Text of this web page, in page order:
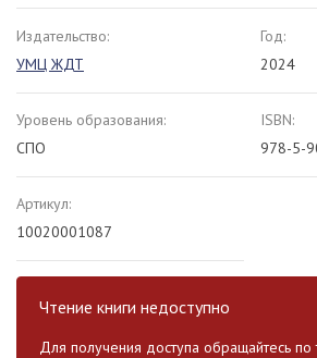
Издательство:
УМЦ ЖДТ
Год:
2024
Уровень образования:
СПО
ISBN:
978-5-
Артикул:
10020001087
Чтение книги недоступно
Для получения доступа обращайтесь